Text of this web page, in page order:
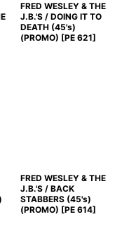
FRED WESLEY & THE
J.B.'S / DOING IT TO
DEATH (45's)
(PROMO) [PE 621]
FRED WESLEY & THE
J.B.'S / BACK
STABBERS (45's)
(PROMO) [PE 614]